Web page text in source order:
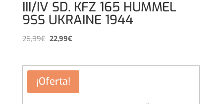
III/IV SD. KFZ 165 HUMMEL
9SS UKRAINE 1944
26,99€El
era:
26,99€.
22,99€El
es:
¡Oferta!